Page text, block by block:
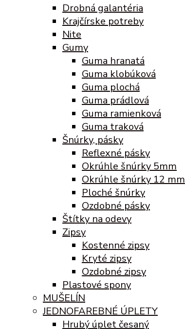
Drobná galantéria
Krajčírske potreby
Nite
Gumy
Guma hranatá
Guma klobúková
Guma plochá
Guma prádlová
Guma ramienková
Guma traková
Šnúrky, pásky
Reflexné pásky
Okrúhle šnúrky 5mm
Okrúhle šnúrky 12 mm
Ploché šnúrky
Ozdobné pásky
Štítky na odevy
Zipsy
Kostenné zipsy
Kryté zipsy
Ozdobné zipsy
Plastové spony
MUŠELÍN
JEDNOFAREBNÉ ÚPLETY
Hrubý úplet česaný